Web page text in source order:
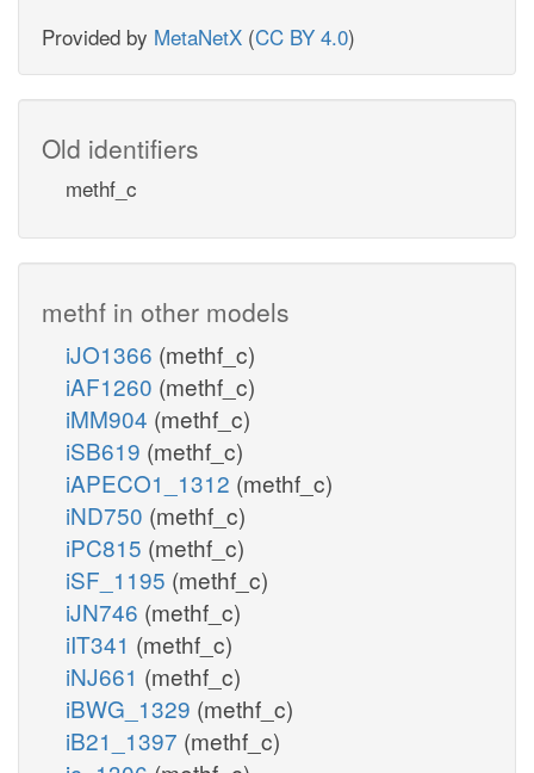
Provided by MetaNetX (CC BY 4.0)
Old identifiers
methf_c
methf in other models
iJO1366 (methf_c)
iAF1260 (methf_c)
iMM904 (methf_c)
iSB619 (methf_c)
iAPECO1_1312 (methf_c)
iND750 (methf_c)
iPC815 (methf_c)
iSF_1195 (methf_c)
iJN746 (methf_c)
iIT341 (methf_c)
iNJ661 (methf_c)
iBWG_1329 (methf_c)
iB21_1397 (methf_c)